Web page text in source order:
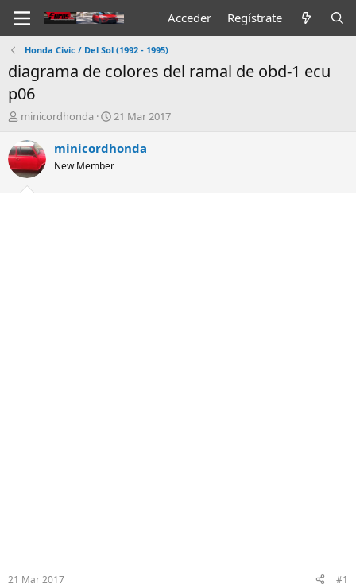
Acceder Regístrate
Honda Civic / Del Sol (1992 - 1995)
diagrama de colores del ramal de obd-1 ecu
p06
I
i
c
i
a
minicordhonda
F
c
21 Mar 2017
minicordhonda
New Member
21 Mar 2017 #1